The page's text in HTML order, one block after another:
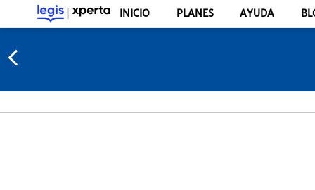
INICIO PLANES AYUDA